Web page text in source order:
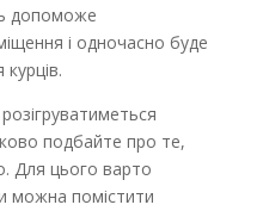
допоможе
і одночасно буде
подбайте про те,
Для цього варто
можна помістити